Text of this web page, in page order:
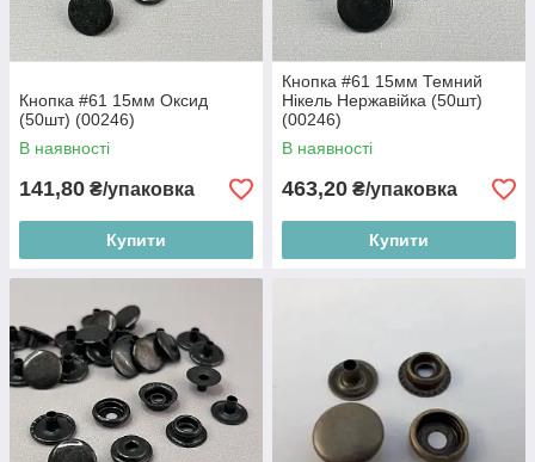
Кнопка #61 15мм Оксид
(50шт) (00246)
В наявності
141,80 ₴/упаковка
Купити
Кнопка #61 15мм Темний
Нікель Нержавійка (50шт)
(00246)
В наявності
463,20 ₴/упаковка
Купити